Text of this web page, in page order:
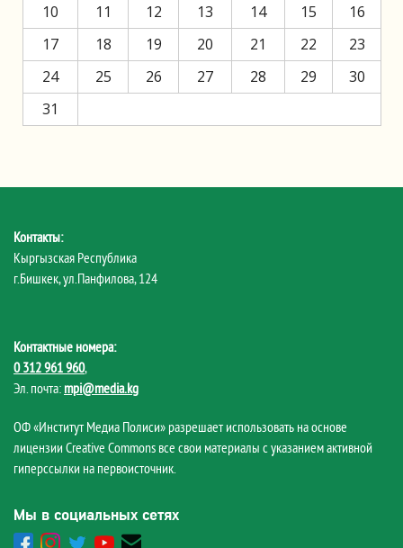
10
11 12 13 14 15
16
17
18 19 20 21 22
23
24
25 26 27 28 29
30
31
Контакты:
Кыргызская Республика
г.Бишкек, ул.Панфилова, 124
Контактные номера:
0 312 961 960,
Эл. почта: mpi@media.kg
ОФ «Институт Медиа Полиси» разрешает использовать на основе
лицензии Creative Commons все свои материалы с указанием активной
гиперссылки на первоисточник.
Мы в социальных сетях